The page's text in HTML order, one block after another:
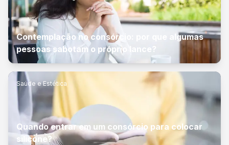
Contemplação no consórcio: por que algumas
pessoas sabotam o próprio lance?
Saúde e Estética
Quando entrar em um consórcio para colocar
silicone?